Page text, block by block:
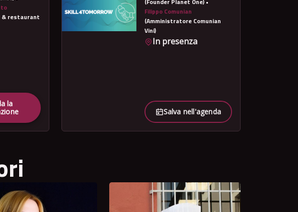
& restaurant
la
Filippo Comunian
(Amministratore Comunian
Vini)
In presenza
Salva nell'agenda